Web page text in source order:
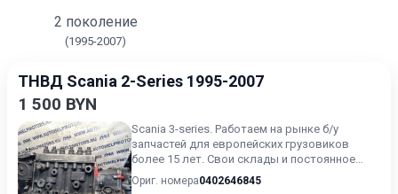
2 поколение
(1995-2007)
ТНВД Scania 2-Series 1995-2007
1 500 BYN
Scania 3-series. Работаем на рынке б/у
запчастей для европейских грузовиков
более 15 лет. Свои склады и постоянное
пополнение ассортимента з...
Ориг. номера0402646845